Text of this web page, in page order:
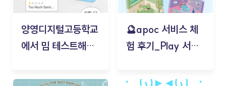
양영디지털고등학교
에서 밈 테스트해보
🔮apoc 서비스 체
험 후기_Play 서비
김태현